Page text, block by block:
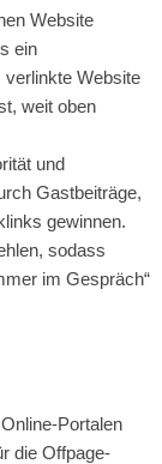
Website
ein
verlinkte Website
weit oben
und
Gastbeiträge,
gewinnen.
sodass
im Gespräch“
Portalen
die Offpage-